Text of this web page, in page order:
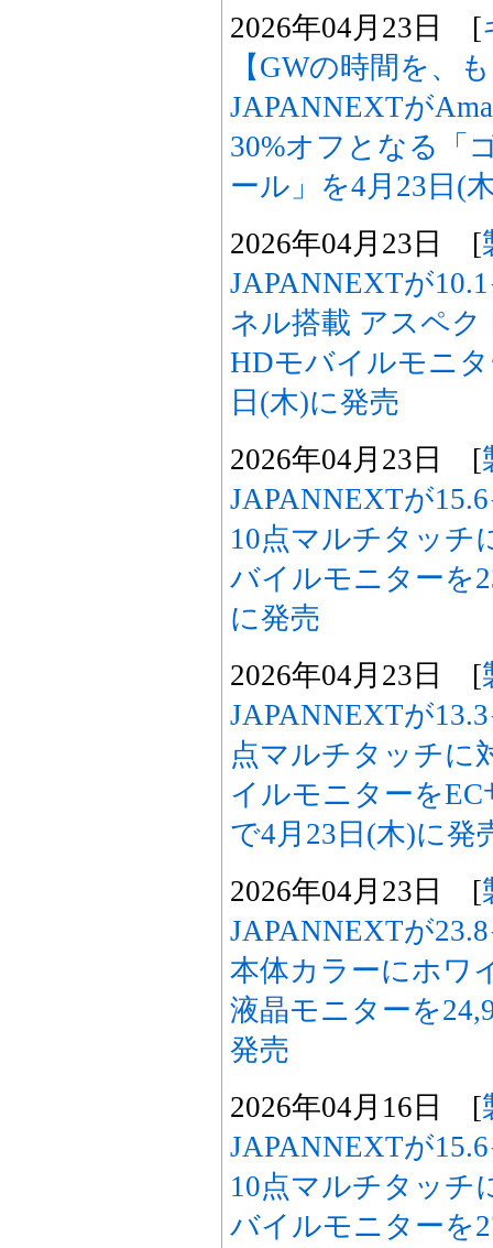
2026年04月23日 [
【GWの時間を、
JAPANNEXTが
30%オフとなる「
ール」を4月23日(
2026年04月23日 [
JAPANNEXTが
ネル搭載 アスペク
HDモバイルモニ
日(木)に発売
2026年04月23日 [
JAPANNEXTが
10点マルチタッチ
バイルモニターを
に発売
2026年04月23日 [
JAPANNEXTが
点マルチタッチに
イルモニターをEC
で4月23日(木)に発
2026年04月23日 [
JAPANNEXTが
本体カラーにホワ
液晶モニターを
発売
2026年04月16日 [
JAPANNEXTが
10点マルチタッチ
バイルモニターを